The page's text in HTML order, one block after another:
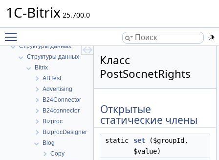
1C-Bitrix 25.700.0
Структуры данных
Структуры данных
Bitrix
ABTest
Advertising
B24Connector
B24connector
Bizproc
BizprocDesigner
Blog
Copy
Класс
PostSocnetRights
Открытые
статические члены
static set ($groupId,
$value)